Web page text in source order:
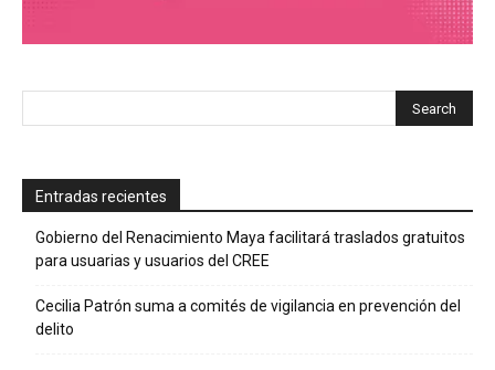
Entradas recientes
Gobierno del Renacimiento Maya facilitará traslados gratuitos
para usuarias y usuarios del CREE
Cecilia Patrón suma a comités de vigilancia en prevención del
delito